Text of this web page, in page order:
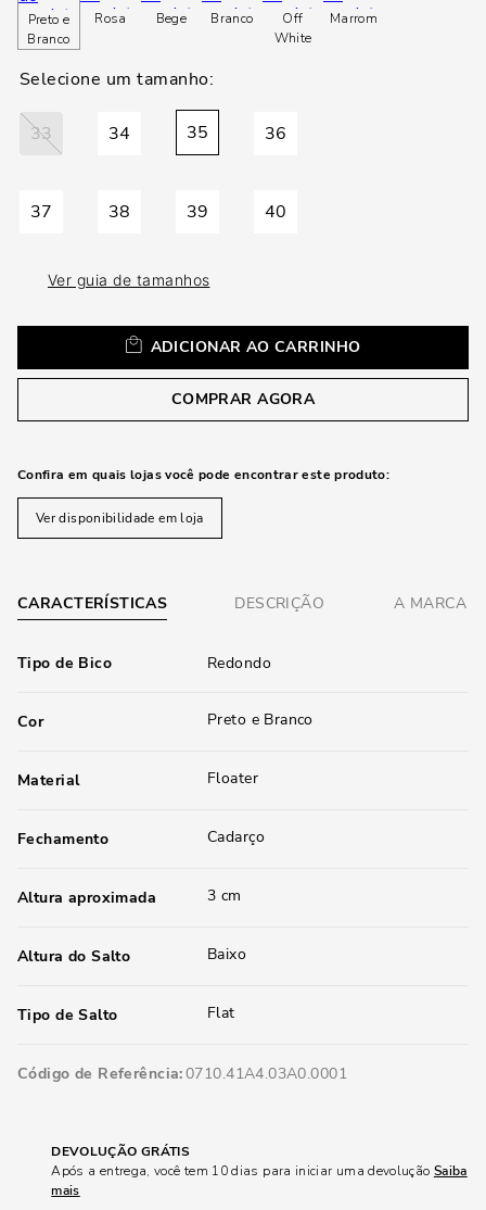
Preto e
Branco
Rosa Bege Branco
Off
White
Marrom
33 34 35 36
37 38 39 40
Ver guia de tamanhos
ADICIONAR AO CARRINHO
COMPRAR AGORA
Confira em quais lojas você pode encontrar este produto:
Ver disponibilidade em loja
CARACTERÍSTICAS DESCRIÇÃO A MARCA
Tipo de Bico Redondo
Cor Preto e Branco
Material Floater
Fechamento Cadarço
Altura aproximada 3 cm
Altura do Salto Baixo
Tipo de Salto Flat
Código de Referência 0710.41A4.03A0.0001
DEVOLUÇÃO GRÁTIS
Após a entrega, você tem 10 dias para iniciar uma devolução Saiba
mais